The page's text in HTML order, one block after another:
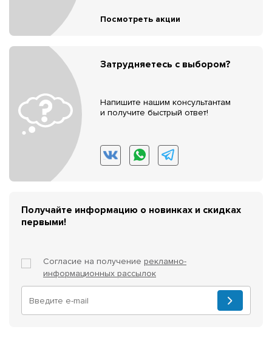
Посмотреть акции
Затрудняетесь с выбором?
Напишите нашим консультантам
и получите быстрый ответ!
Получайте информацию о новинках и скидках
первыми!
Согласие на получение рекламно-
информационных рассылок